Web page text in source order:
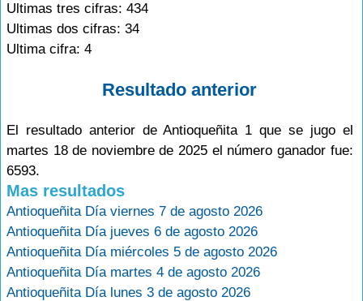
Ultimas tres cifras: 434
Ultimas dos cifras: 34
Ultima cifra: 4
Resultado anterior
El resultado anterior de Antioqueñita 1 que se jugo el
martes 18 de noviembre de 2025 el número ganador fue:
6593.
Mas resultados
Antioqueñita Día viernes 7 de agosto 2026
Antioqueñita Día jueves 6 de agosto 2026
Antioqueñita Día miércoles 5 de agosto 2026
Antioqueñita Día martes 4 de agosto 2026
Antioqueñita Día lunes 3 de agosto 2026